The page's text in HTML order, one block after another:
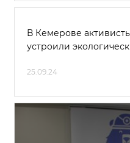
В Кемерове
устроили
25.09.24